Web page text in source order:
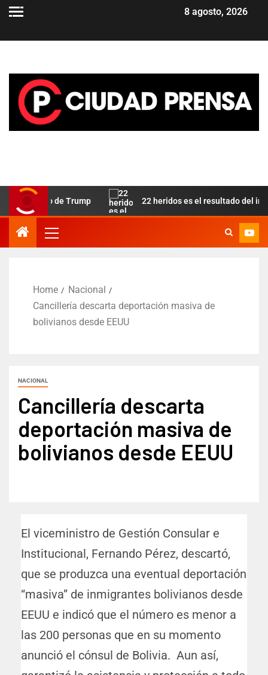
8 agosto, 2026
aliado de Trump 22 heridos es el resultado del
Home
Nacional
Cancillería descarta deportación masiva de
bolivianos desde EEUU
NACIONAL
Cancillería descarta
deportación masiva de
bolivianos desde EEUU
El viceministro de Gestión Consular e
Institucional, Fernando Pérez, descartó,
que se produzca una eventual deportación
“masiva” de inmigrantes bolivianos desde
EEUU e indicó que el número es menor a
las 200 personas que en su momento
anunció el cónsul de Bolivia. Aun así,